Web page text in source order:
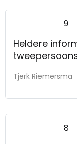
9
Heldere
Tjerk Riemersma
8